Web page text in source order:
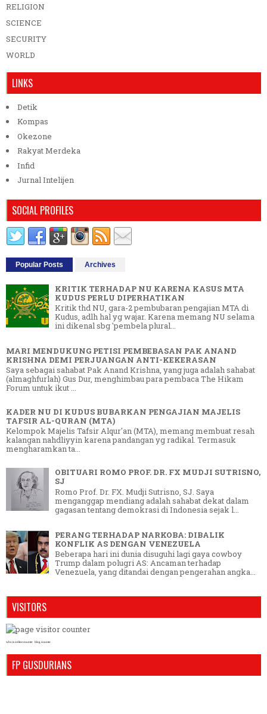
RELIGION
SCIENCE
SECURITY
WORLD
LINKS
Detik
Kompas
Okezone
Rakyat Merdeka
Infid
Jurnal Intelijen
SOCIAL PROFILES
Popular Posts Archives
KRITIK TERHADAP NU KARENA KASUS MTA
KUDUS PERLU DIPERHATIKAN
Kritik thd NU, gara-2 pembubaran pengajian MTA di
Kudus, adlh hal yg wajar. Karena memang NU selama
ini dikenal sbg 'pembela plural...
MARI MENDUKUNG PETISI PEMBEBASAN PAK ANAND
KRISHNA DEMI PERJUANGAN ANTI-KEKERASAN
Saya sebagai sahabat Pak Anand Krishna, yang juga adalah sahabat
(almaghfurlah) Gus Dur, menghimbau para pembaca The Hikam
Forum untuk ikut ...
KADER NU DI KUDUS BUBARKAN PENGAJIAN MAJELIS
TAFSIR AL-QURAN (MTA)
Kelompok Majelis Tafsir Alqur'an (MTA), memang membuat resah
kalangan nahdliyyin karena pandangan yg radikal. Termasuk
mengharamkan ta...
OBITUARI ROMO PROF. DR. FX MUDJI SUTRISNO,
SJ
Romo Prof. Dr. FX. Mudji Sutrisno, SJ. Saya
menganggap mendiang adalah sahabat dekat dalam
gagasan tentang demokrasi di Indonesia sejak l...
PERANG TERHADAP NARKOBA: DIBALIK
KONFLIK AS DENGAN VENEZUELA
Beberapa hari ini dunia disuguhi lagi gaya cowboy
Trump dalam polugri AS: Ancaman terhadap
Venezuela, yang ditandai dengan pengerahan angka...
VISITORS
who is online counter blog counter
FP GUSDURIANS